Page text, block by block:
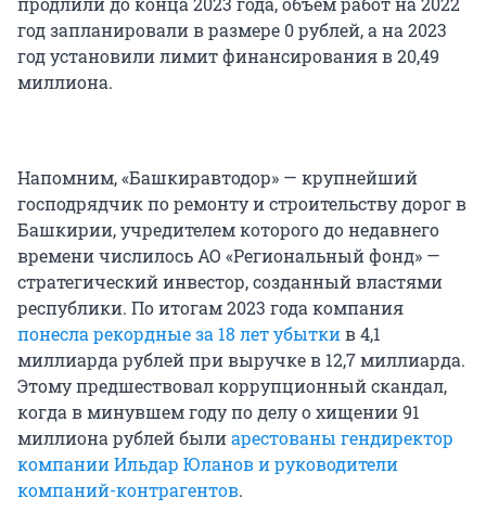
год запланировали в размере 0 рублей, а на 2023
год установили лимит финансирования в 20,49
миллиона.
Напомним, «Башкиравтодор» — крупнейший
господрядчик по ремонту и строительству дорог в
Башкирии, учредителем которого до недавнего
времени числилось АО «Региональный фонд» —
стратегический инвестор, созданный властями
республики. По итогам 2023 года компания
понесла рекордные за 18 лет убыткив 4,1
миллиарда рублей при выручке в 12,7 миллиарда.
Этому предшествовал коррупционный скандал,
когда в минувшем году по делу о хищении 91
миллиона рублей былиарестованы гендиректор
компании Ильдар Юланов и руководители
компаний-контрагентов.